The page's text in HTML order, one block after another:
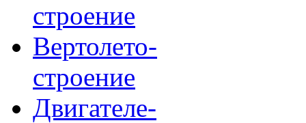
строение
Вертолето-
строение
Двигателе-